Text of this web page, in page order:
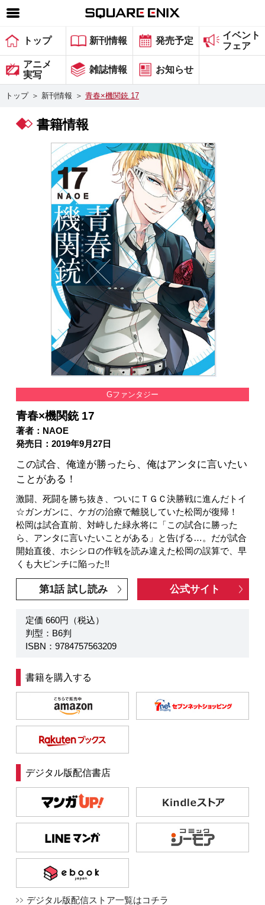
SQUARE ENIX 公式サイトメニュー
ゲーム
マガジン＆ブックス
グッズ
会社情報 採用情報
スクウェア・エニックス サイト内検索
トップ 新刊情報 発売予定
イベント
フェア
アニメ
実写
雑誌情報 お知らせ
トップ ＞ 新刊情報 ＞ 青春×機関銃 17
書籍情報
Gファンタジー
青春×機関銃 17
著者：NAOE
発売日：2019年9月27日
この試合、俺達が勝ったら、俺はアンタに言いたい
ことがある！
激闘、死闘を勝ち抜き、ついにＴＧＣ決勝戦に進んだトイ
☆ガンガンに、ケガの治療で離脱していた松岡が復帰！
松岡は試合直前、対峙した緑永将に「この試合に勝った
ら、アンタに言いたいことがある」と告げる…。だが試合
開始直後、ホシシロの作戦を読み違えた松岡の誤算で、早
くも大ピンチに陥った!!
第1話 試し読み 公式サイト
定価 660円（税込）
判型：B6判
ISBN：9784757563209
書籍を購入する
デジタル版配信書店
デジタル版配信ストア一覧はコチラ